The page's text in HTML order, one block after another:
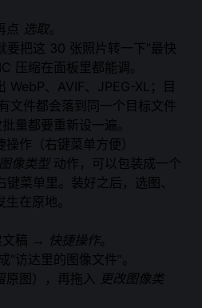
点 选取。
要把这 30 张照片转一下”最快
压缩在面板里都能调。
WebP、AVIF、JPEG-XL；目
件都会落到同一个目标文件
量都要重新设一遍。
作（右键菜单方便）
像类型动作，可以包装成一个
菜单里。装好之后，选图、
在原地。
稿 →
快捷操作。
访达里的图像文件”。
原图），再拖入 更改图像类